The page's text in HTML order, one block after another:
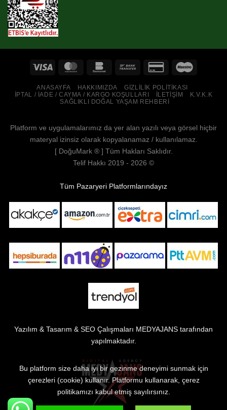
ANASAYFA HAKKIMIZDA
GIZLILIK POLITIKASI
İPTAL / İADE / CAYMA / KARGO KOŞULLARI
İLETIŞIM
K.V.K.K
SAĞLIKLI DOĞAL YAŞAM REHBERI
Platform ve uygulamalarımız da yer alan yazılı veya görsel hiçbir
materyal izinsiz olarak kopyalanamaz / kullanılamaz.
[ DoğuMark® ] Tüm Hakları Saklıdır.
Telif Hakkı 2019 - 2026 ©
Tüm Pazaryeri Platformlarındayız
Yazılım & Tasarım & SEO Çalışmaları MEDYAJANS tarafından
yapılmaktadır.
Bu platform size daha iyi bir gezinme deneyimi sunmak için
çerezleri (cookie) kullanır. Platformu kullanarak, çerez
politikamızı kabul etmiş sayılırsınız.